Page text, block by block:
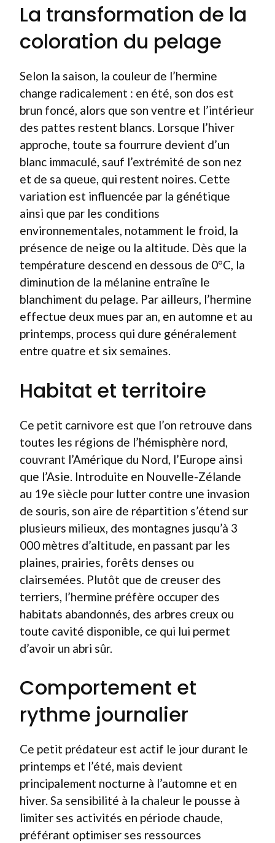
La transformation de la
coloration du pelage
Selon la saison, la couleur de l’hermine
change radicalement : en été, son dos est
brun foncé, alors que son ventre et l’intérieur
des pattes restent blancs. Lorsque l’hiver
approche, toute sa fourrure devient d’un
blanc immaculé, sauf l’extrémité de son nez
et de sa queue, qui restent noires. Cette
variation est influencée par la génétique
ainsi que par les conditions
environnementales, notamment le froid, la
présence de neige ou la altitude. Dès que la
température descend en dessous de 0°C, la
diminution de la mélanine entraîne le
blanchiment du pelage. Par ailleurs, l’hermine
effectue deux mues par an, en automne et au
printemps, process qui dure généralement
entre quatre et six semaines.
Habitat et territoire
Ce petit carnivore est que l’on retrouve dans
toutes les régions de l’hémisphère nord,
couvrant l’Amérique du Nord, l’Europe ainsi
que l’Asie. Introduite en Nouvelle-Zélande
au 19e siècle pour lutter contre une invasion
de souris, son aire de répartition s’étend sur
plusieurs milieux, des montagnes jusqu’à 3
000 mètres d’altitude, en passant par les
plaines, prairies, forêts denses ou
clairsemées. Plutôt que de creuser des
terriers, l’hermine préfère occuper des
habitats abandonnés, des arbres creux ou
toute cavité disponible, ce qui lui permet
d’avoir un abri sûr.
Comportement et
rythme journalier
Ce petit prédateur est actif le jour durant le
printemps et l’été, mais devient
principalement nocturne à l’automne et en
hiver. Sa sensibilité à la chaleur le pousse à
limiter ses activités en période chaude,
préférant optimiser ses ressources